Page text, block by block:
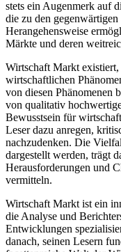
stets ein Augenmerk auf
die zu den
Herangehensweise
Märkte und deren
Wirtschaft Markt
wirtschaftlichen
von diesen Phänomenen
von qualitativ
Bewusstsein für
Leser dazu anregen,
nachzudenken. Die
dargestellt werden, trägt
Herausforderungen und
vermitteln.
Wirtschaft Markt ist ein
die Analyse und
Entwicklungen
danach, seinen Lesern